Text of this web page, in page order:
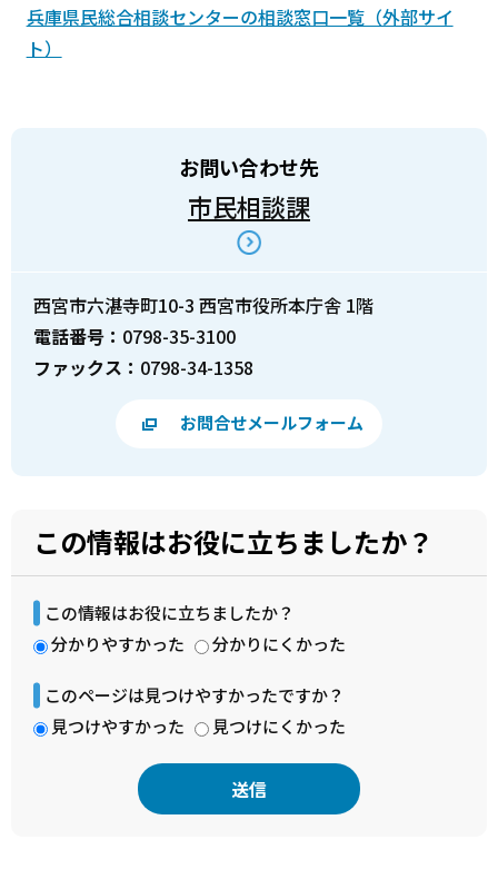
兵庫県民総合相談センターの相談窓口一覧（外部サイ
ト）
お問い合わせ先
市民相談課
西宮市六湛寺町10-3 西宮市役所本庁舎 1階
電話番号： 0798-35-3100
ファックス： 0798-34-1358
お問合せメールフォーム
この情報はお役に立ちましたか？
この情報はお役に立ちましたか？
分かりやすかった
分かりにくかった
このページは見つけやすかったですか？
見つけやすかった
見つけにくかった